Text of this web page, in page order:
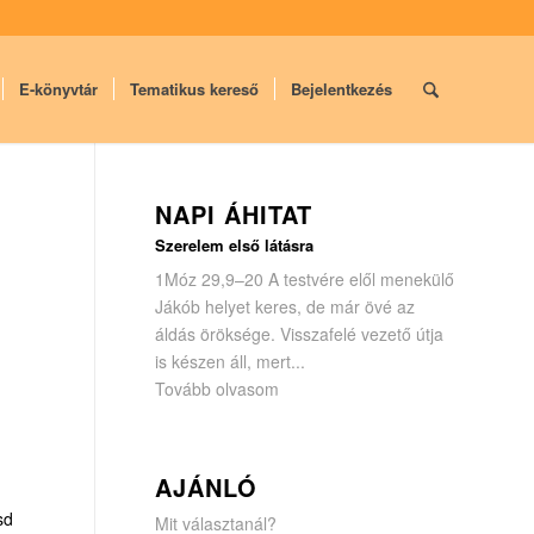
E-könyvtár Tematikus kereső Bejelentkezés
NAPI ÁHITAT
Szerelem első látásra
1Móz 29,9–20 A testvére elől menekülő
Jákób helyet keres, de már övé az
áldás öröksége. Visszafelé vezető útja
is készen áll, mert...
Tovább olvasom
AJÁNLÓ
Mit választanál?